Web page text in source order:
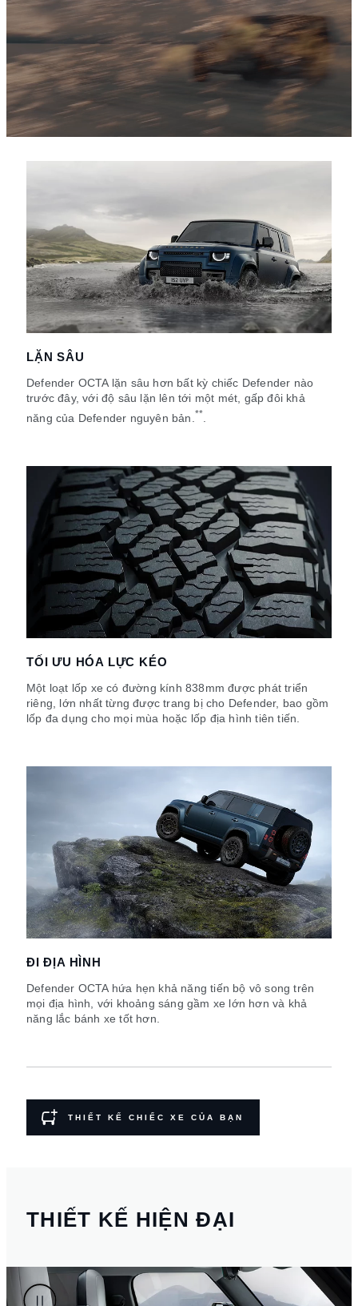
LẶN SÂU
Defender OCTA lặn sâu hơn bất kỳ chiếc Defender nào
trước đây, với độ sâu lặn lên tới một mét, gấp đôi khả
năng của Defender nguyên bản. **
TỐI ƯU HÓA LỰC KÉO
Một loạt lốp xe có đường kính 838mm được phát triển
riêng, lớn nhất từng được trang bị cho Defender, bao gồm
lốp đa dụng cho mọi mùa hoặc lốp địa hình tiên tiến.
ĐI ĐỊA HÌNH
Defender OCTA hứa hẹn khả năng tiến bộ vô song trên
mọi địa hình, với khoảng sáng gầm xe lớn hơn và khả
năng lắc bánh xe tốt hơn.
THIẾT KẾ CHIẾC XE CỦA BẠN
THIẾT KẾ HIỆN ĐẠI